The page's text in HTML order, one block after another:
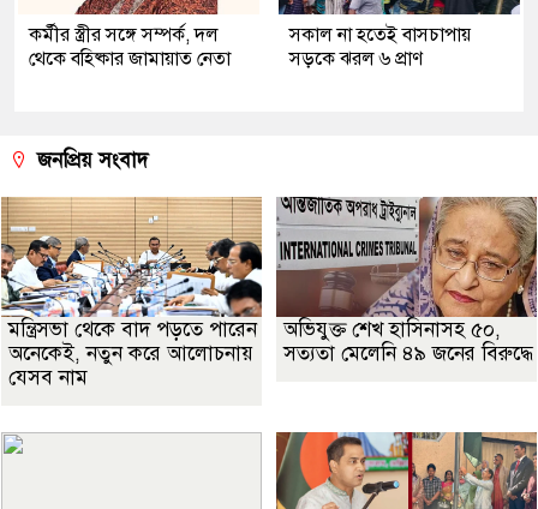
কর্মীর স্ত্রীর সঙ্গে সম্পর্ক, দল
থেকে বহিষ্কার জামায়াত নেতা
সকাল না হতেই বাসচাপায়
সড়কে ঝরল ৬ প্রাণ
জনপ্রিয় সংবাদ
মন্ত্রিসভা থেকে বাদ পড়তে পারেন
অনেকেই, নতুন করে আলোচনায়
যেসব নাম
অভিযুক্ত শেখ হাসিনাসহ ৫০,
সত্যতা মেলেনি ৪৯ জনের বিরুদ্ধে